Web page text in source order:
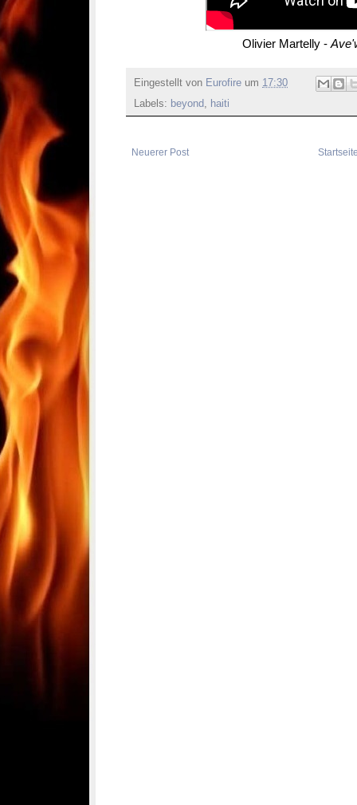
Olivier Martelly -
Eingestellt von Eurofire um 17:30
Labels: beyond, haiti
Neuerer Post